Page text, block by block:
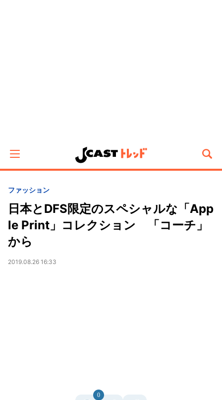
ファッション
日本とDFS限定のスペシャルな「App
le Print」コレクション 「コーチ」
から
2019.08.26 16:33
0